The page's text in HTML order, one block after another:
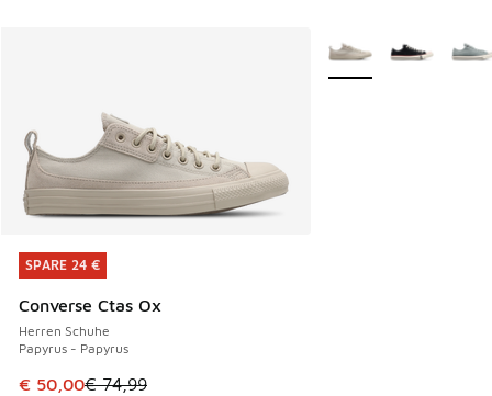
SPARE 24 €
Converse Ctas Ox
Herren Schuhe
Papyrus - Papyrus
Dieser Artikel ist im Sale. Der Preis ist von € 74,99 auf €
€ 50,00€ 74,99
SPARE 24 €
Weitere Farben